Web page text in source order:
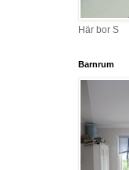
Här bor S
Barnrum